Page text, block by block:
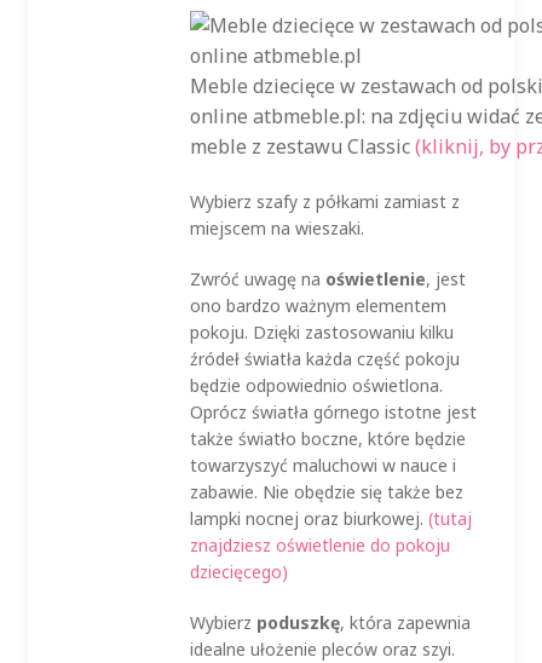
Meble dziecięce w zestawach od
online atbmeble.pl: na zdjęciu widać
meble z zestawu Classic(kliknij, by
Wybierz szafy z półkami zamiast z
miejscem na wieszaki.
Zwróć uwagę na oświetlenie, jest
ono bardzo ważnym elementem
pokoju. Dzięki zastosowaniu kilku
źródeł światła każda część pokoju
będzie odpowiednio oświetlona.
Oprócz światła górnego istotne jest
także światło boczne, które będzie
towarzyszyć maluchowi w nauce i
zabawie. Nie obędzie się także bez
lampki nocnej oraz biurkowej. (tutaj
znajdziesz oświetlenie do pokoju
dziecięcego)
Wybierz poduszkę, która zapewnia
idealne ułożenie pleców oraz szyi.